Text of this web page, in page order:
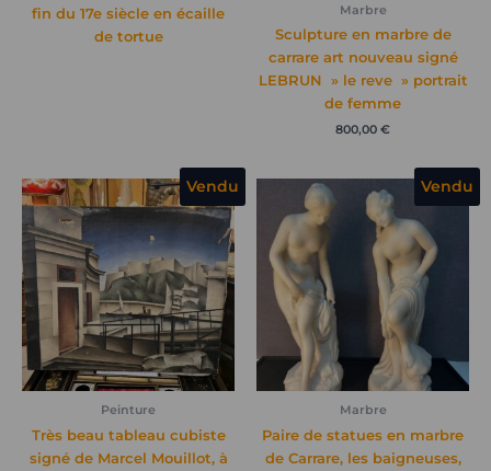
fin du 17e siècle en écaille
de tortue
Marbre
Sculpture en marbre de
carrare art nouveau signé
LEBRUN » le reve » portrait
de femme
800,00 €
Vendu
Peinture
Très beau tableau cubiste
signé de Marcel Mouillot, à
Vendu
Marbre
Paire de statues en marbre
de Carrare, les baigneuses,